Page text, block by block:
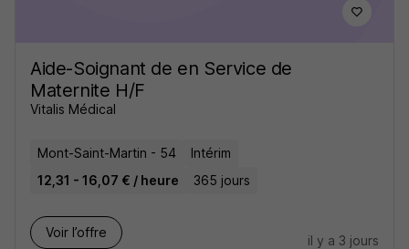
Aide-Soignant de en Service de
Maternite H/F
Vitalis Médical
Mont-Saint-Martin - 54
Intérim
12,31 - 16,07 € / heure
365 jours
Voir l’offre
il y a 3 jours